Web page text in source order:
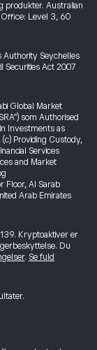
produkter. Australian
Office: Level 3, 60
Authority Seychelles
Securities Act 2007
Global Market
som Authorised
Investments as
Providing Custody,
Services
and Market
Floor, Al Sarab
Arab Emirates
Kryptoaktiver er
Du
. Se fuld